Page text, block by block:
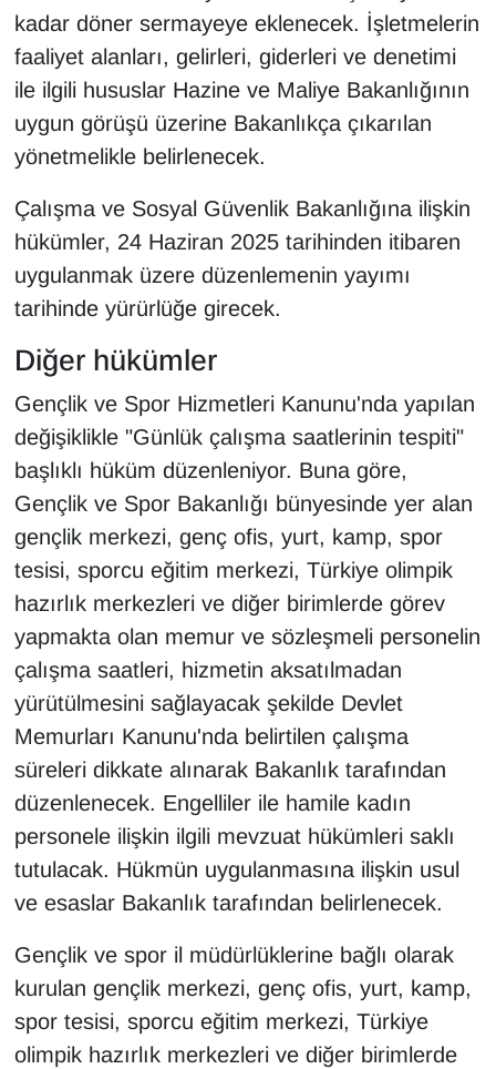
kadar döner sermayeye eklenecek. İşletmelerin
faaliyet alanları, gelirleri, giderleri ve denetimi
ile ilgili hususlar Hazine ve Maliye Bakanlığının
uygun görüşü üzerine Bakanlıkça çıkarılan
yönetmelikle belirlenecek.
Çalışma ve Sosyal Güvenlik Bakanlığına ilişkin
hükümler, 24 Haziran 2025 tarihinden itibaren
uygulanmak üzere düzenlemenin yayımı
tarihinde yürürlüğe girecek.
Diğer hükümler
Gençlik ve Spor Hizmetleri Kanunu'nda yapılan
değişiklikle "Günlük çalışma saatlerinin tespiti"
başlıklı hüküm düzenleniyor. Buna göre,
Gençlik ve Spor Bakanlığı bünyesinde yer alan
gençlik merkezi, genç ofis, yurt, kamp, spor
tesisi, sporcu eğitim merkezi, Türkiye olimpik
hazırlık merkezleri ve diğer birimlerde görev
yapmakta olan memur ve sözleşmeli personelin
çalışma saatleri, hizmetin aksatılmadan
yürütülmesini sağlayacak şekilde Devlet
Memurları Kanunu'nda belirtilen çalışma
süreleri dikkate alınarak Bakanlık tarafından
düzenlenecek. Engelliler ile hamile kadın
personele ilişkin ilgili mevzuat hükümleri saklı
tutulacak. Hükmün uygulanmasına ilişkin usul
ve esaslar Bakanlık tarafından belirlenecek.
Gençlik ve spor il müdürlüklerine bağlı olarak
kurulan gençlik merkezi, genç ofis, yurt, kamp,
spor tesisi, sporcu eğitim merkezi, Türkiye
olimpik hazırlık merkezleri ve diğer birimlerde